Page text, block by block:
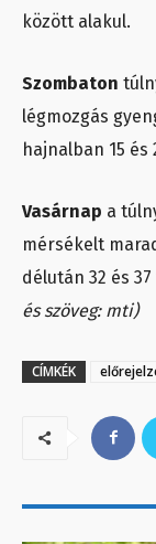
között alakul.
Szombaton
légmozgás
hajnalban 15 és
Vasárnap a
mérsékelt
délután 32 és
és szöveg: mti)
CÍMKÉK